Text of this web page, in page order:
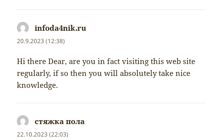
infoda4nik.ru
20.9.2023 (12:38)
Hi there Dear, are you in fact visiting this web site
regularly, if so then you will absolutely take nice
knowledge.
стяжка пола
22.10.2023 (22:03)